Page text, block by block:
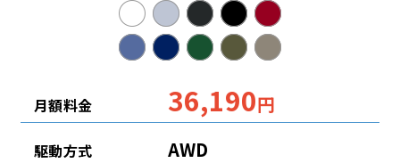
月額料金 36,190円
駆動方式 AWD